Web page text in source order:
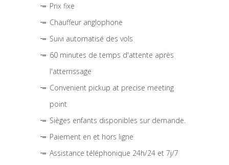
Prix fixe
Chauffeur anglophone
Suivi automatisé des vols
60 minutes de temps d'attente après
l'atterrissage
Convenient pickup at precise meeting
point
Sièges enfants disponibles sur demande.
Paiement en et hors ligne
Assistance téléphonique 24h/24 et 7j/7